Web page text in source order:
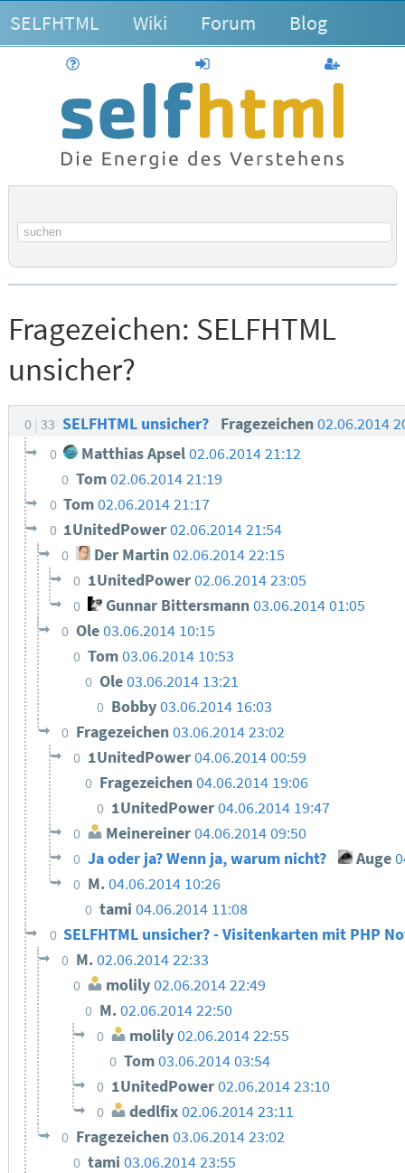
SELFHTML Wiki Forum Blog
anmelden
Suchbegriff
Fragezeichen: SELFHTML
unsicher?
0 33 SELFHTML unsicher? Fragezeichen02.06.2014
0 Matthias Apsel02.06.2014 21:12
0 Tom02.06.2014 21:19
0 Tom02.06.2014 21:17
0 1UnitedPower02.06.2014 21:54
0 Der Martin 02.06.2014 22:15
0 1UnitedPower02.06.2014 23:05
0 Gunnar Bittersmann03.06.2014 01:05
0 Ole03.06.2014 10:15
0 Tom03.06.2014 10:53
0 Ole03.06.2014 13:21
0 Bobby03.06.2014 16:03
0 Fragezeichen03.06.2014 23:02
0 1UnitedPower04.06.2014 00:59
0 Fragezeichen04.06.2014 19:06
0 1UnitedPower04.06.2014 19:47
0 Meinereiner04.06.2014 09:50
0 Ja oder ja? Wenn ja, warum nicht? Auge
0 M.04.06.2014 10:26
0 tami04.06.2014 11:08
0 SELFHTML unsicher? - Visitenkarten mit PHP
0 M.02.06.2014 22:33
0 molily02.06.2014 22:49
0 M.02.06.2014 22:50
0 molily02.06.2014 22:55
0 Tom03.06.2014 03:54
0 1UnitedPower02.06.2014 23:10
0 dedlfix02.06.2014 23:11
0 Fragezeichen03.06.2014 23:02
0 tami 03.06.2014 23:55